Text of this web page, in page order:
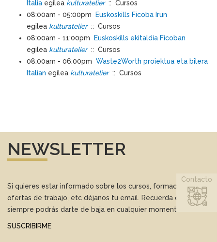
Italia egilea kulturatelier:: Cursos
08:00am - 05:00pm
Euskoskills Ficoba Irun
egilea kulturatelier:: Cursos
08:00am - 11:00pm
Euskoskills ekitaldia Ficoban
egilea kulturatelier:: Cursos
08:00am - 06:00pm Waste2Worth proiektua eta bilera
Italian egilea kulturatelier:: Cursos
NEWSLETTER
Si quieres estar informado sobre los cursos, formación,
ofertas de trabajo, etc déjanos tu email. Recuerda que
siempre podrás darte de baja en cualquier momento.
SUSCRIBIRME
Contacto